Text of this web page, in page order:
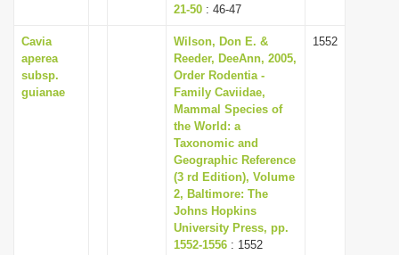
21-50 : 46-47
Cavia
aperea
subsp.
guianae
Wilson, Don E. &
Reeder, DeeAnn, 2005,
Order Rodentia -
Family Caviidae,
Mammal Species of
the World: a
Taxonomic and
Geographic Reference
(3 rd Edition), Volume
2, Baltimore: The
Johns Hopkins
University Press, pp.
1552-1556 : 1552
1552